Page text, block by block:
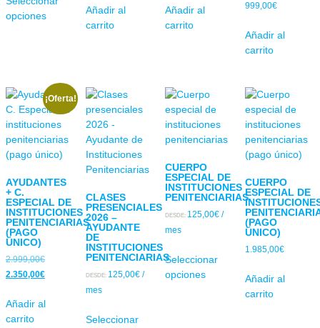
opciones
Añadir al
carrito
Añadir al
carrito
999,00€
Añadir al
carrito
¡Oferta!
AYUDANTES
+ C.
ESPECIAL DE
INSTITUCIONES
PENITENCIARIAS
(PAGO
ÚNICO)
2.999,00€
2.350,00€
Añadir al
carrito
CLASES
PRESENCIALES
2026 –
AYUDANTE
DE
INSTITUCIONES
PENITENCIARIAS
DESDE: 125,00€ /
mes
Seleccionar
CUERPO
ESPECIAL DE
INSTITUCIONES
PENITENCIARIAS
DESDE: 125,00€ /
mes
Seleccionar
opciones
CUERPO
ESPECIAL DE
(PAGO
ÚNICO)
1.985,00€
Añadir al
carrito